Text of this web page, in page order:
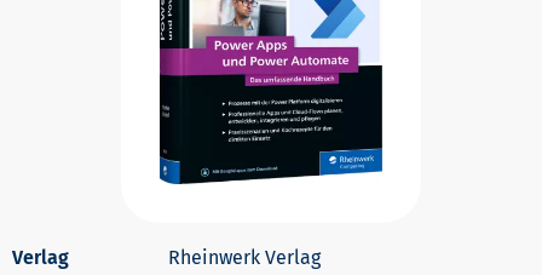
Rheinwerk Verlag